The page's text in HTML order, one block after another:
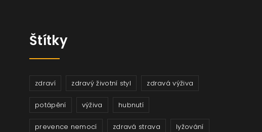
Štítky
zdraví zdravý životní styl zdravá výživa
potápění výživa hubnutí
prevence nemocí zdravá strava lyžování